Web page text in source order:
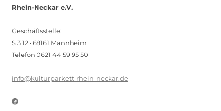
Rhein-Neckar e.V.
Geschäftsstelle:
S 3 12 · 68161 Mannheim
Telefon 0621 44 59 95 50
info@kulturparkett-rhein-neckar.de